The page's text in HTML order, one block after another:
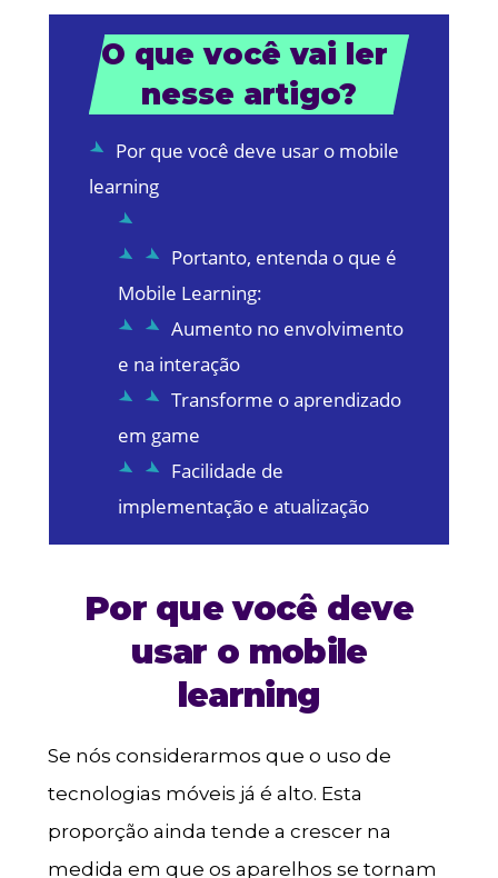
O que você vai ler
nesse artigo?
Por que você deve usar o mobile
learning
Portanto, entenda o que é
Mobile Learning:
Aumento no envolvimento
e na interação
Transforme o aprendizado
em game
Facilidade de
implementação e atualização
Por que você deve
usar o mobile
learning
Se nós considerarmos que o uso de
tecnologias móveis já é alto. Esta
proporção ainda tende a crescer na
medida em que os aparelhos se tornam